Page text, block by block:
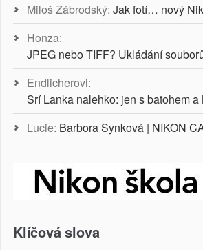
Miloš Zábrodský: Jak fotí… nový
Honza:
JPEG nebo TIFF? Ukládání
Endlicherovi:
Srí Lanka nalehko: jen s batohem a
Lucie: Barbora Synková | NIKON
Klíčová slova